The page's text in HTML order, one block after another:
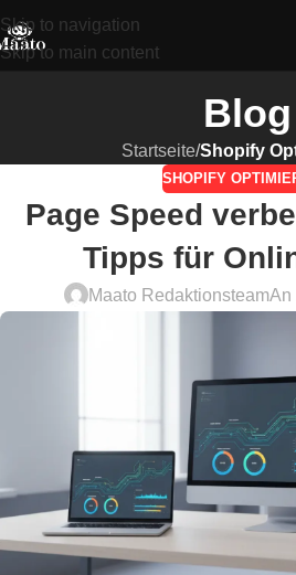
Skip to navigation
Skip to main content
Blog
Startseite/Shopify
SHOPIFY
Page Speed
Tipps für
Maato RedaktionsteamAn